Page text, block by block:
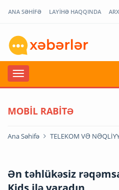
ANA SƏHİFƏ LAYİHƏ HAQQINDA
MOBİL RABİTƏ
Ana Səhifə TELEKOM VƏ
Ən təhlükəsiz